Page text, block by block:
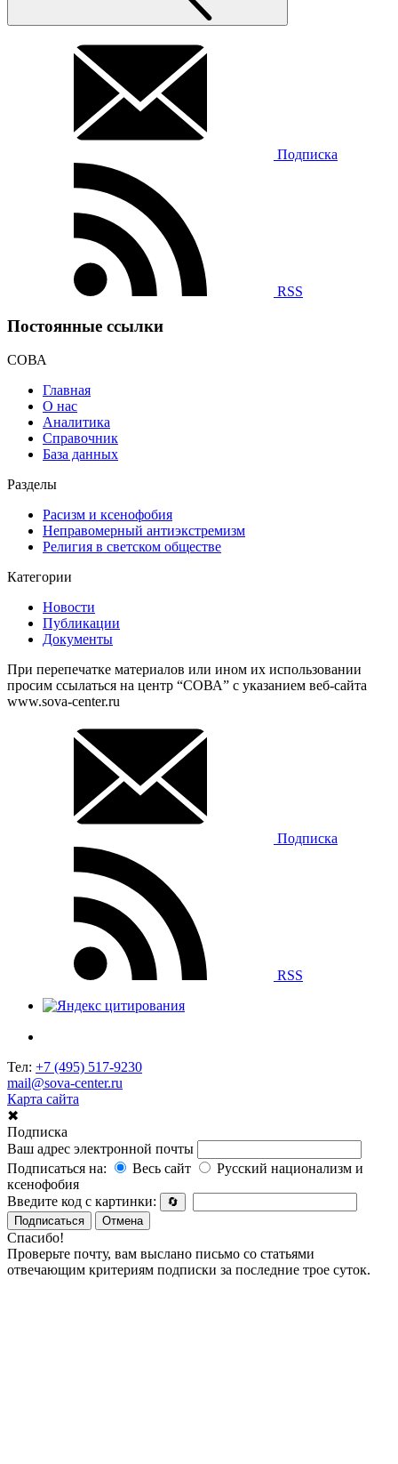
Подписка
RSS
Постоянные ссылки
СОВА
Главная
О нас
Аналитика
Справочник
База данных
Разделы
Расизм и ксенофобия
Неправомерный антиэкстремизм
Религия в светском обществе
Категории
Новости
Публикации
Документы
При перепечатке материалов или ином их использовании
просим ссылаться на центр “СОВА” с указанием веб-сайта
www.sova-center.ru
Подписка
RSS
Тел: +7 (495) 517-9230
mail@sova-center.ru
Карта сайта
✖
Подписка
Ваш адрес электронной почты
Подписаться на:
Весь сайт
Русский национализм и
ксенофобия
Введите код с картинки:
🔄
Подписаться
Отмена
Спасибо!
Проверьте почту, вам выслано письмо со статьями
отвечающим критериям подписки за последние трое суток.